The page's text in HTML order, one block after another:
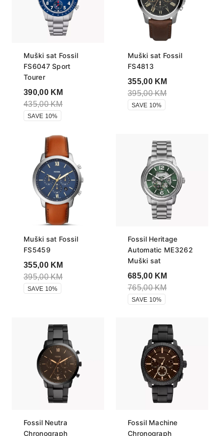
Muški sat Fossil
FS6047 Sport
Tourer
390,00 KM
435,00KM
SAVE 10%
Muški sat Fossil
FS4813
355,00 KM
395,00KM
SAVE 10%
Muški sat Fossil
FS5459
355,00 KM
395,00KM
SAVE 10%
Fossil Heritage
Automatic ME3262
Muški sat
685,00 KM
765,00KM
SAVE 10%
Fossil Neutra
Chronograph
Fossil Machine
Chronograph